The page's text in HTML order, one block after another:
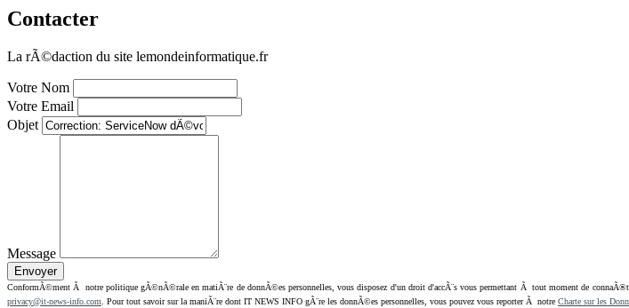
Contacter
La rÃ©daction du site lemondeinformatique.fr
Votre Nom
Votre Email
Objet
Message
ConformÃ©ment Ã notre politique gÃ©nÃ©rale en matiÃ¨re de donnÃ©es personnelles, vous disposez d'un droit d'accÃ¨s vous permettant Ã tout moment de
privacy@it-news-info.com . Pour tout savoir sur la maniÃ¨re dont IT NEWS INFO gÃ¨re les donnÃ©es personnelles, vous pouvez vous reporter Ã notre Charte sur les